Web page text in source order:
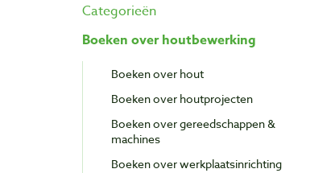
Categorieën
Boeken over houtbewerking
Boeken over hout
Boeken over houtprojecten
Boeken over gereedschappen &
machines
Boeken over werkplaatsinrichting